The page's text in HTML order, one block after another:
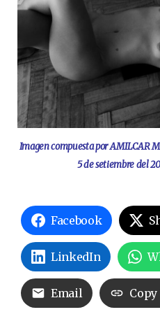
Imagen compuesta por AMILCAR
5 de setiembre del
Facebook
LinkedIn
Email